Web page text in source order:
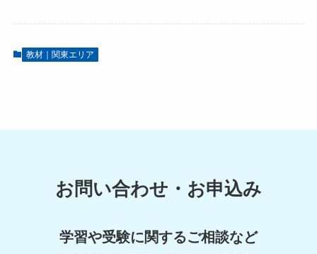
教材｜関東エリア
お問い合わせ・お申込み
学習や受験に関するご相談など